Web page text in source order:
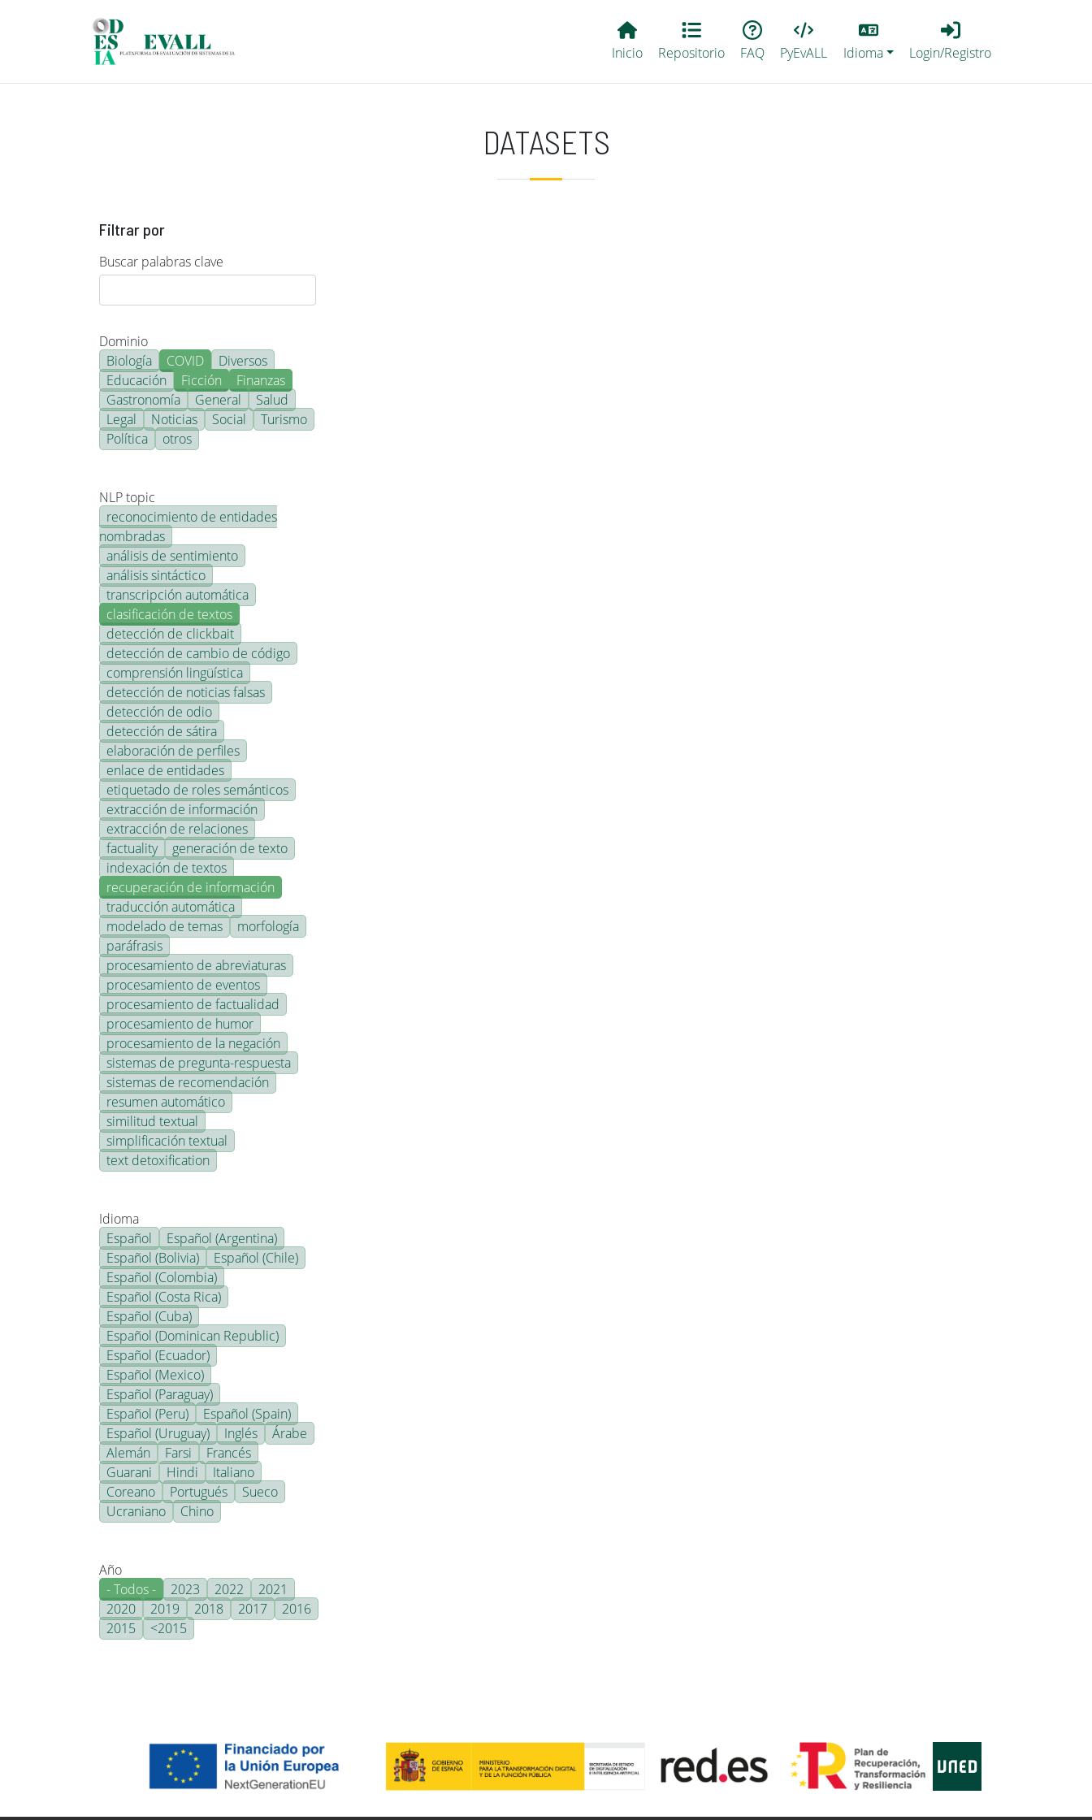
Main EvALL
Inicio Repositorio FAQ PyEvALL
Lang
Idioma
Login_Registro
Login/Registro
DATASETS
Filtrar por
Buscar palabras clave
Dominio
Biología
COVID
Diversos
Educación
Ficción
Finanzas
Gastronomía
General
Salud
Legal
Noticias Social
Turismo
Política
otros
NLP topic
reconocimiento de entidades
nombradas
análisis de sentimiento
análisis sintáctico
transcripción automática
clasificación de textos
detección de clickbait
detección de cambio de código
comprensión lingüística
detección de noticias falsas
detección de odio
detección de sátira
elaboración de perfiles
enlace de entidades
etiquetado de roles semánticos
extracción de información
extracción de relaciones
factuality
generación de texto
indexación de textos
recuperación de información
traducción automática
modelado de temas
morfología
paráfrasis
procesamiento de abreviaturas
procesamiento de eventos
procesamiento de factualidad
procesamiento de humor
procesamiento de la negación
sistemas de pregunta-respuesta
sistemas de recomendación
resumen automático
similitud textual
simplificación textual
text detoxification
Idioma
Español
Español (Argentina)
Español (Bolivia)
Español (Chile)
Español (Colombia)
Español (Costa Rica)
Español (Cuba)
Español (Dominican Republic)
Español (Ecuador)
Español (Mexico)
Español (Paraguay)
Español (Peru)
Español (Spain)
Español (Uruguay)
Inglés
Árabe
Alemán
Farsi
Francés
Guarani
Hindi
Italiano
Coreano
Portugués
Sueco
Ucraniano
Chino
Año
- Todos -
2023 2022
2021
2020
2019 2018 2017
2016
2015
<2015